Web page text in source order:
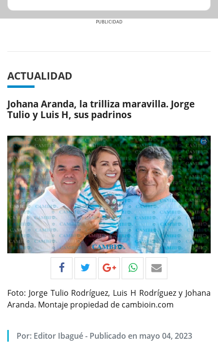
ACTUALIDAD
Johana Aranda, la trilliza maravilla. Jorge
Tulio y Luis H, sus padrinos
Foto: Jorge Tulio Rodríguez, Luis H Rodríguez y Johana
Aranda. Montaje propiedad de cambioin.com
Por: Editor Ibagué- Publicado en mayo 04, 2023